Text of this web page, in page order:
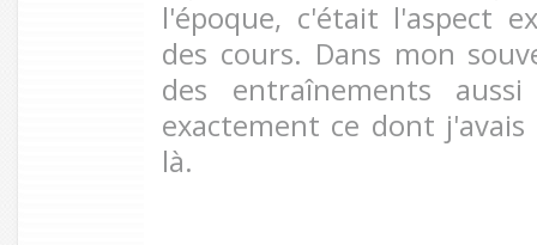
l'époque, c'était l'aspect
des cours. Dans mon
des entraînements
exactement ce dont
là.